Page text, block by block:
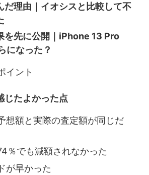
だ理由｜イオシスと比較して不
を先に公開｜iPhone 13 Pro
になった？
イント
じたよかった点
想額と実際の査定額が同じだ
％でも減額されなかった
が早かった